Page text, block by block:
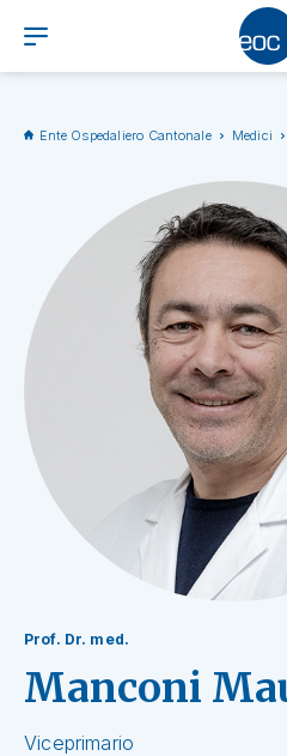
Ente Ospedaliero Cantonale Medici
Prof. Dr. med.
Manconi
Viceprimario